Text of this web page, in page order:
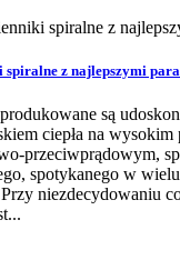
z najlepszymi
są
ciepła na
przeciwprądowym,
spotykanego w
niezdecydowaniu